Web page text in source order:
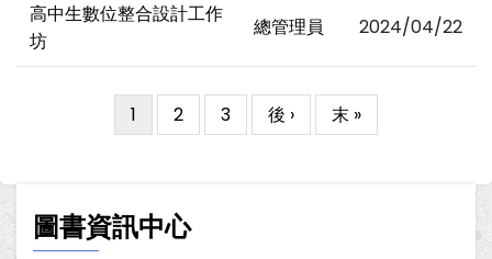
高中生數位整合設計工作
坊
總管理員 2024/04/22
目
前
1 Page
2 Page
3
下
一
後 ›
Last
page
末 »
圖書資訊中心